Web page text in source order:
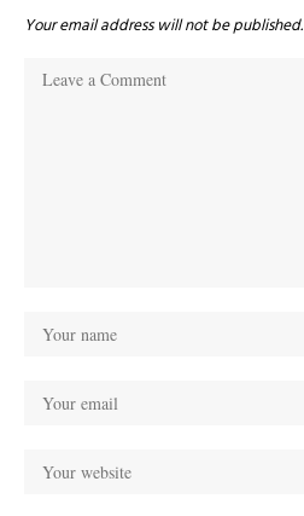
Your email address will not be published.